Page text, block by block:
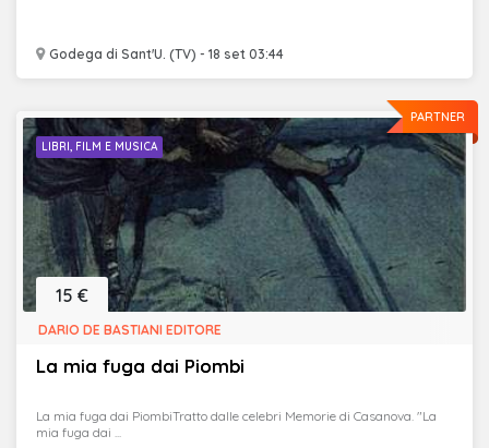
Godega di Sant'U. (TV) - 18 set 03:44
PARTNER
LIBRI, FILM E MUSICA
La mia fuga dai Piombi
15 €
DARIO DE BASTIANI EDITORE
La mia fuga dai PiombiTratto dalle celebri Memorie di Casanova. "La
mia fuga dai ...